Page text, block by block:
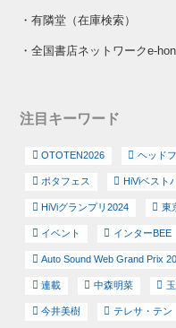
・有隣堂（在庫検索）
・全国書店ネットワークe-hon
注目キーワード
OTOTEN2026 ヘッド
ポタフェス HiViベスト
HiViグランプリ2024 東
イベント インターBEE
Auto Sound Web Grand Prix
連載 中森明菜
今井美樹 テレサ・テン